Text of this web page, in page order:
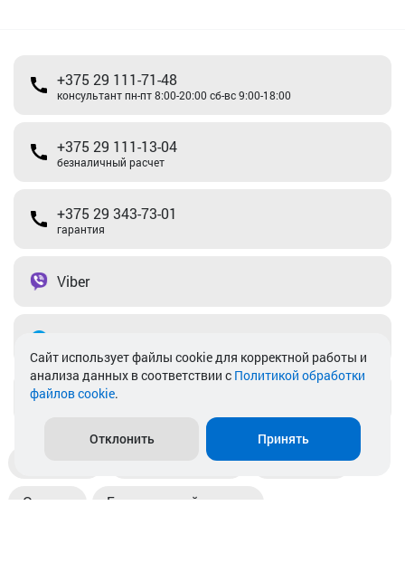
+375 29 111-71-48
консультант пн-пт 8:00-20:00 сб-вс 9:00-18:00
+375 29 111-13-04
безналичный расчет
+375 29 343-73-01
гарантия
Viber
info@akkamulik.by
Пункты выдачи Магазины
Оплата Безналичный расчет
Cайт использует файлы cookie для корректной работы и
анализа данных в соответствии с Политикой обработки
файлов cookie.
Отклонить Принять